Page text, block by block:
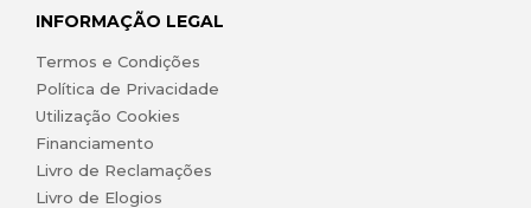
INFORMAÇÃO LEGAL
Termos e Condições
Política de Privacidade
Utilização Cookies
Financiamento
Livro de Reclamações
Livro de Elogios